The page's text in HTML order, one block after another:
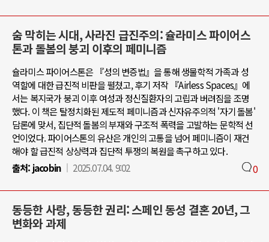
숨 막히는 시대, 사라진 급진주의: 슐라미스 파이어스
톤과 돌봄의 붕괴 이후의 페미니즘
슐라미스 파이어스톤은 『성의 변증법』을 통해 생물학적 가족과 성
역할에 대한 급진적 비판을 펼쳤고, 후기 저작 『Airless Spaces』에
서는 복지국가 붕괴 이후 여성과 정신질환자의 고립과 버려짐을 조명
했다. 이 책은 탈정치화된 제도적 페미니즘과 신자유주의적 '자기 돌봄'
담론에 맞서, 집단적 돌봄의 부재와 구조적 폭력을 고발하는 문학적 선
언이었다. 파이어스톤의 유산은 개인의 고통을 넘어 페미니즘이 재건
해야 할 급진적 상상력과 집단적 투쟁의 복원을 촉구하고 있다.
출처: jacobin 2025.07.04. 9:02 0
동등한 사랑, 동등한 권리: 스페인 동성 결혼 20년, 그
변화와 과제